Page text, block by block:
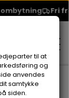
Fri
fra
til at
og
anvendes
samtykke
siden.